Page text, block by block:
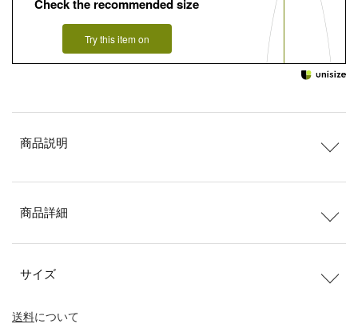
Check the recommended size
Try this item on
送料について
商品説明
商品詳細
サイズ